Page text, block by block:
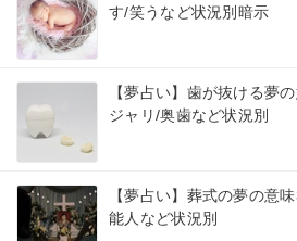
す/笑うなど状況別暗示
【夢占い】歯が抜ける夢
ジャリ/奥歯など状況別
【夢占い】葬式の夢の意
能人など状況別